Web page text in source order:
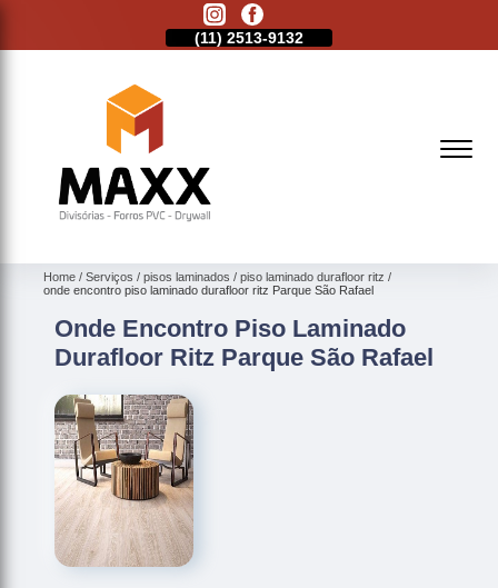
(11) 2513-9132
Home Serviços pisos laminados
piso laminado durafloor ritz
onde encontro piso laminado durafloor ritz Parque São Rafael
Onde Encontro Piso Laminado
Durafloor Ritz Parque São Rafael